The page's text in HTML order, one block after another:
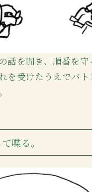
話を聞き、順番を守
を受けたうえでバ
喋る。